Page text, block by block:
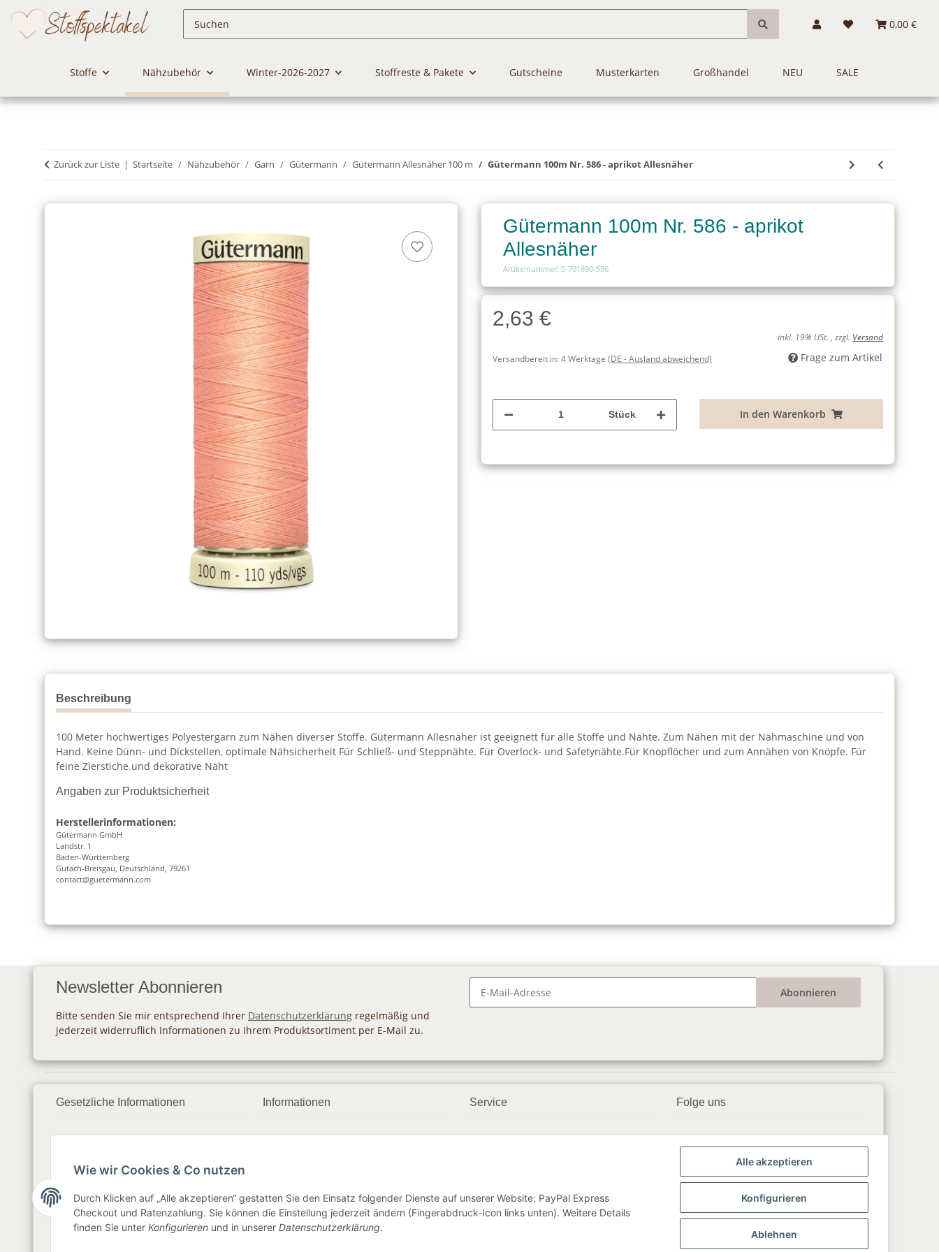
0,00 €
Stoffe Nähzubehör Winter-2026-2027 Stoffreste & Pakete Gutscheine Musterkarten Großhandel NEU SALE
Zurück zur Liste Startseite Nähzubehör Garn Gütermann Gütermann Allesnäher 100 m Gütermann 100m Nr. 586 - aprikot Allesnäher
Gütermann 100m Nr. 586 - aprikot
Allesnäher
Artikelnummer: S-701890-586
2,63 €
inkl. 19% USt. , zzgl. Versand
Versandbereit in:4 Werktage (DE - Ausland abweichend) Frage zum Artikel
Stück In den Warenkorb
Beschreibung
100 Meter hochwertiges Polyestergarn zum Nähen diverser Stoffe. Gütermann Allesnäher ist geeignett für alle Stoffe und Nähte. Zum Nähen mit der Nähmaschine und von
Hand. Keine Dünn- und Dickstellen, optimale Nähsicherheit Für Schließ- und Steppnähte. Für Overlock- und Safetynähte.Für Knopflöcher und zum Annähen von Knöpfe. Für
feine Zierstiche und dekorative Näht
Angaben zur Produktsicherheit
Herstellerinformationen:
Gütermann GmbH
Landstr. 1
Baden-Württemberg
Gutach-Breisgau, Deutschland, 79261
contact@guetermann.com
Newsletter Abonnieren
Bitte senden Sie mir entsprechend Ihrer Datenschutzerklärung regelmäßig und
jederzeit widerruflich Informationen zu Ihrem Produktsortiment per E-Mail zu.
Abonnieren
Gesetzliche Informationen
Datenschutz
AGB
Sitemap
Impressum
Informationen
Zahlungsmöglichkeiten
Newsletter
Service
Geschenkgutscheine
Folge uns
▶️ YouTube
📘 Facebook
📸 Instagram
🎵 TikTok
Wie wir Cookies & Co nutzen
Durch Klicken auf „Alle akzeptieren“ gestatten Sie den Einsatz folgender Dienste auf unserer Website: PayPal Express
Checkout und Ratenzahlung. Sie können die Einstellung jederzeit ändern (Fingerabdruck-Icon links unten). Weitere Details
finden Sie unter Konfigurieren und in unserer Datenschutzerklärung.
Alle akzeptieren
Konfigurieren
Ablehnen